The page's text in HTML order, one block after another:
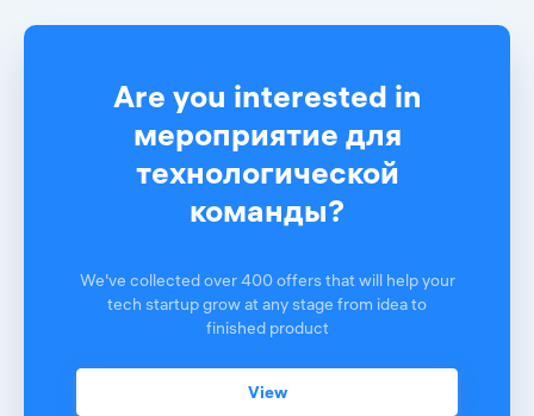
Are you interested in
мероприятие для
технологической
команды?
We've collected over 400 offers that will help your
tech startup grow at any stage from idea to
finished product
View